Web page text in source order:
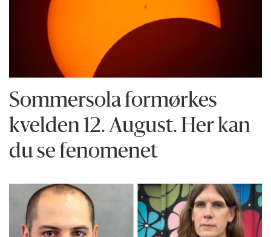
Sommersola formørkes
kvelden 12. August. Her kan
du se fenomenet